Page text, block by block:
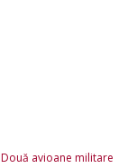
Două avioane militare